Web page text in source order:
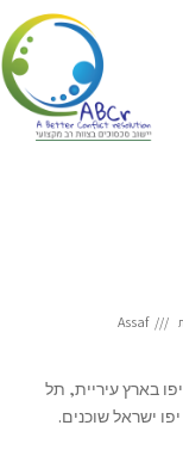
Assaf
בארץ עיריית, תל
ישראל שוכנים.